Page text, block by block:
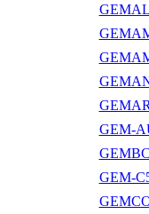
GEM-
GEMBC
GEM-